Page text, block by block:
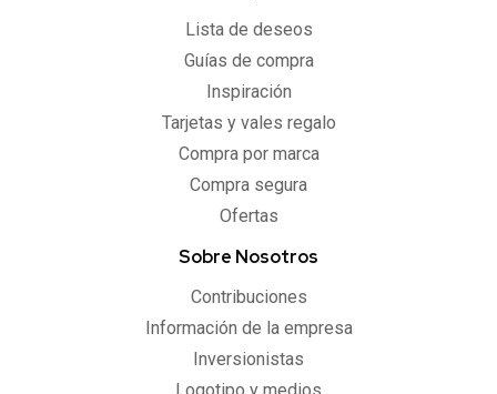
Lista de deseos
Guías de compra
Inspiración
Tarjetas y vales regalo
Compra por marca
Compra segura
Ofertas
Sobre Nosotros
Contribuciones
Información de la empresa
Inversionistas